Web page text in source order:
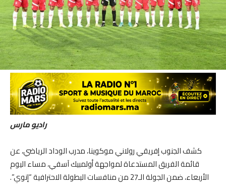
راديو مارس
كشف الجنوب إفريقي رولاني موكوينا، مدرب الوداد الرياضي، عن
قائمة الفريق المستدعاة لمواجهة أولمبيك آسفي، مساء اليوم
الأربعاء، ضمن الجولة الـ27 من منافسات البطولة الاحترافية “إنوي”.